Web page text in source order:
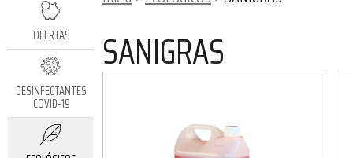
OFERTAS
DESINFECTANTES
COVID-19
SANIGRAS